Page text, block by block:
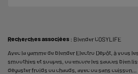
Recherches associées : Blender COSYLIFE
Avec la gamme de blender Electro Dépôt, à vous
smoothies et soupes, ou encore les sauces bien
déguster froids ou chauds, avec ou sans cuisson